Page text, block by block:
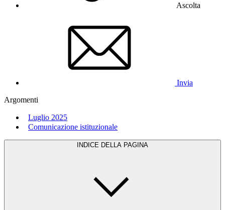
Ascolta
Invia
Argomenti
Luglio 2025
Comunicazione istituzionale
INDICE DELLA PAGINA